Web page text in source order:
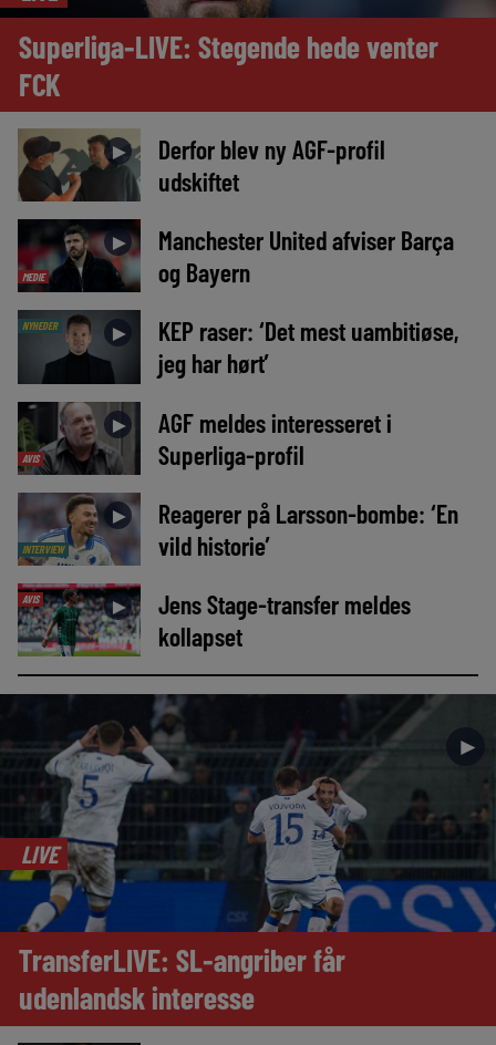
Superliga-LIVE: Stegende hede venter
FCK
►
Derfor blev ny AGF-profil
udskiftet
MEDIE
►
Manchester United afviser Barça
og Bayern
NYHEDER ►
KEP raser: ‘Det mest uambitiøse,
jeg har hørt’
AVIS
►
AGF meldes interesseret i
Superliga-profil
INTERVIEW
►
Reagerer på Larsson-bombe: ‘En
vild historie’
AVIS ►
Jens Stage-transfer meldes
kollapset
►
LIVE
TransferLIVE: SL-angriber får
udenlandsk interesse